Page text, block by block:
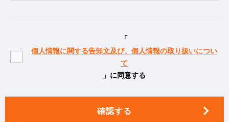
「
個人情報に関する告知文及び、個人情報の取り扱いについ
て
」に同意する